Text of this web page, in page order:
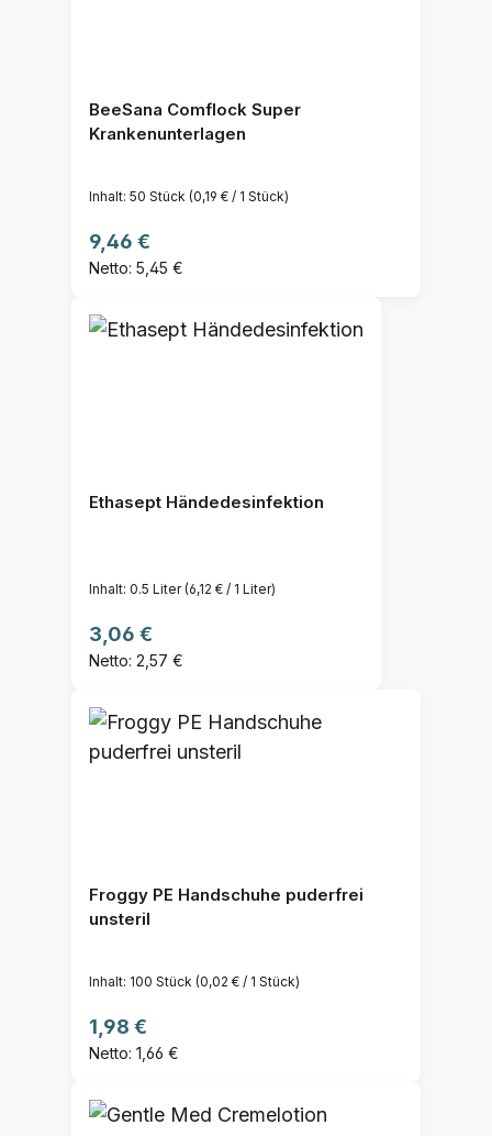
BeeSana Comflock Super
Krankenunterlagen
Inhalt: 50 Stück (0,19 € / 1 Stück)
Regulärer Preis:
9,46 €
Netto: 5,45 €
Ethasept Händedesinfektion
Inhalt: 0.5 Liter(6,12 € / 1 Liter)
Regulärer Preis:
3,06 €
Netto: 2,57 €
Froggy PE Handschuhe puderfrei
unsteril
Inhalt: 100 Stück (0,02 € / 1 Stück)
Regulärer Preis:
1,98 €
Netto: 1,66 €